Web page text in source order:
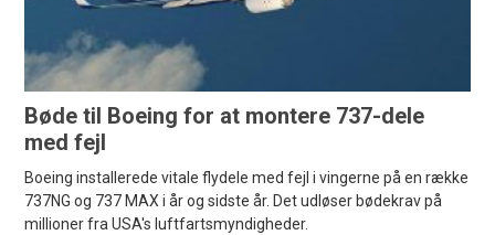
Bøde til Boeing for at montere 737-dele
med fejl
Boeing installerede vitale flydele med fejl i vingerne på en række
737NG og 737 MAX i år og sidste år. Det udløser bødekrav på
millioner fra USA's luftfartsmyndigheder.